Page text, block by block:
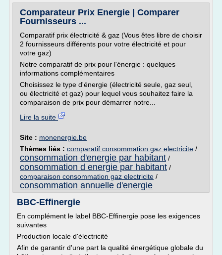
Comparateur Prix Energie | Comparer
Fournisseurs ...
Comparatif prix électricité & gaz (Vous êtes libre de choisir
2 fournisseurs différents pour votre électricité et pour
votre gaz)
Notre comparatif de prix pour l'énergie : quelques
informations complémentaires
Choisissez le type d'énergie (électricité seule, gaz seul,
ou électricité et gaz) pour lequel vous souhaitez faire la
comparaison de prix pour démarrer notre...
Lire la suite
Site : monenergie.be
Thèmes liés : comparatif consommation gaz electricite /
consommation d'energie par habitant /
consommation d energie par habitant /
comparaison consommation gaz electricite /
consommation annuelle d'energie
BBC-Effinergie
En complément le label BBC-Effinergie pose les exigences
suivantes
Production locale d'électricité
Afin de garantir d'une part la qualité énergétique globale du